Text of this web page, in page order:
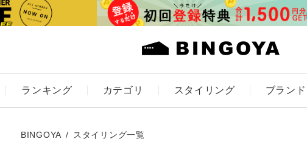
ランキング カテゴリ スタイリング ブランド
BINGOYA スタイリング一覧